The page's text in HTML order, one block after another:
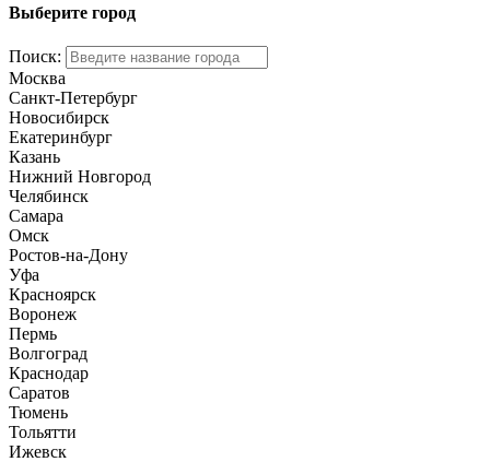
Выберите город
Поиск:
Москва
Санкт-Петербург
Новосибирск
Екатеринбург
Казань
Нижний Новгород
Челябинск
Самара
Омск
Ростов-на-Дону
Уфа
Красноярск
Воронеж
Пермь
Волгоград
Краснодар
Саратов
Тюмень
Тольятти
Ижевск